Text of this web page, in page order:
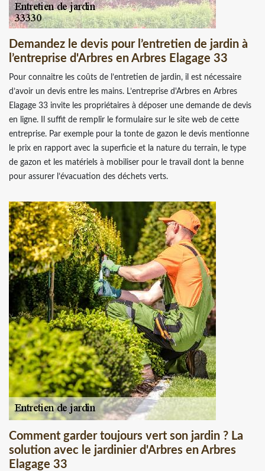
Demandez le devis pour l’entretien de jardin à
l’entreprise d'Arbres en Arbres Elagage 33
Pour connaitre les coûts de l’entretien de jardin, il est nécessaire
d’avoir un devis entre les mains. L’entreprise d'Arbres en Arbres
Elagage 33 invite les propriétaires à déposer une demande de devis
en ligne. Il suffit de remplir le formulaire sur le site web de cette
entreprise. Par exemple pour la tonte de gazon le devis mentionne
le prix en rapport avec la superficie et la nature du terrain, le type
de gazon et les matériels à mobiliser pour le travail dont la benne
pour assurer l’évacuation des déchets verts.
Comment garder toujours vert son jardin ? La
solution avec le jardinier d'Arbres en Arbres
Elagage 33